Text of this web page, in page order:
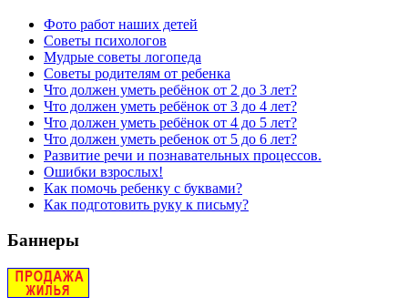
Фото работ наших детей
Советы психологов
Мудрые советы логопеда
Советы родителям от ребенка
Что должен уметь ребёнок от 2 до 3 лет?
Что должен уметь ребёнок от 3 до 4 лет?
Что должен уметь ребёнок от 4 до 5 лет?
Что должен уметь ребенок от 5 до 6 лет?
Развитие речи и познавательных процессов.
Ошибки взрослых!
Как помочь ребенку с буквами?
Как подготовить руку к письму?
Баннеры